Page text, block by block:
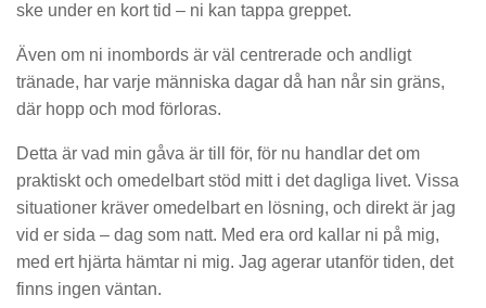
ske under en kort tid – ni kan tappa greppet.
Även om ni inombords är väl centrerade och andligt
tränade, har varje människa dagar då han når sin gräns,
där hopp och mod förloras.
Detta är vad min gåva är till för, för nu handlar det om
praktiskt och omedelbart stöd mitt i det dagliga livet. Vissa
situationer kräver omedelbart en lösning, och direkt är jag
vid er sida – dag som natt. Med era ord kallar ni på mig,
med ert hjärta hämtar ni mig. Jag agerar utanför tiden, det
finns ingen väntan.